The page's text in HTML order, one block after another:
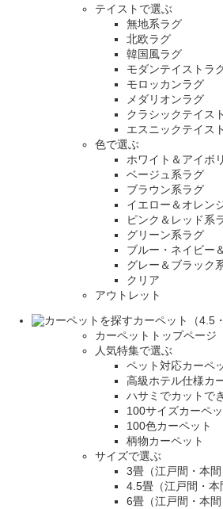
テイストで選ぶ
無地系ラグ
北欧ラグ
韓国風ラグ
モダンテイストラ
モロッカンラグ
メダリオンラグ
クラシックテイス
エスニックテイス
色で選ぶ
ホワイト＆アイボ
ベージュ系ラグ
ブラウン系ラグ
イエロー＆オレン
ピンク＆レッド系
グリーン系ラグ
ブルー・ネイビー
グレー＆ブラック
クリア
アウトレット
カーペット（4.5
カーペットトップページ
人気特集で選ぶ
ペット対応カーペ
高級ホテル仕様カ
ハサミでカットで
100サイズカーペッ
100色カーペット
柄物カーペット
サイズで選ぶ
3畳（江戸間・本
4.5畳（江戸間・本
6畳（江戸間・本